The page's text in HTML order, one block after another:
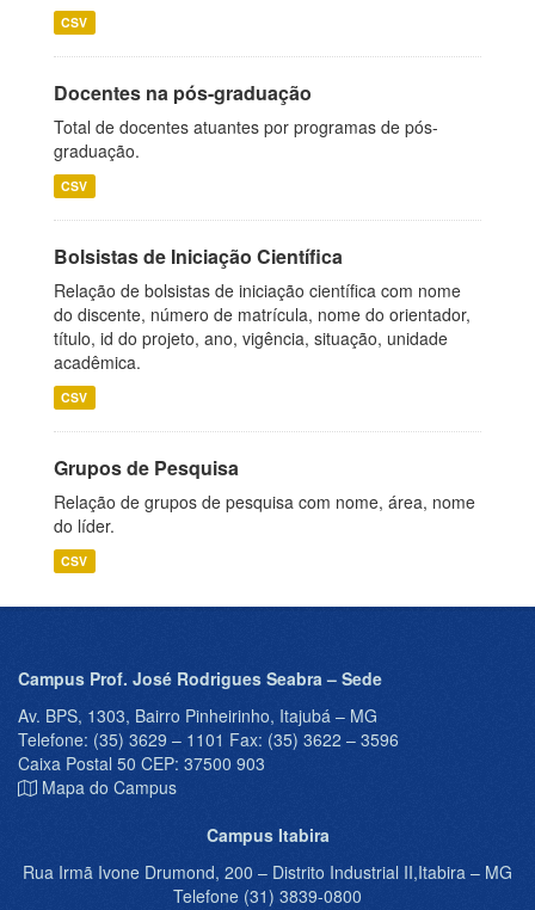
CSV
Docentes na pós-graduação
Total de docentes atuantes por programas de pós-
graduação.
CSV
Bolsistas de Iniciação Científica
Relação de bolsistas de iniciação científica com nome
do discente, número de matrícula, nome do orientador,
título, id do projeto, ano, vigência, situação, unidade
acadêmica.
CSV
Grupos de Pesquisa
Relação de grupos de pesquisa com nome, área, nome
do líder.
CSV
Campus Prof. José Rodrigues Seabra – Sede
Av. BPS, 1303, Bairro Pinheirinho, Itajubá – MG
Telefone: (35) 3629 – 1101 Fax: (35) 3622 – 3596
Caixa Postal 50 CEP: 37500 903
Mapa do Campus
Campus Itabira
Rua Irmã Ivone Drumond, 200 – Distrito Industrial II,Itabira – MG
Telefone (31) 3839-0800